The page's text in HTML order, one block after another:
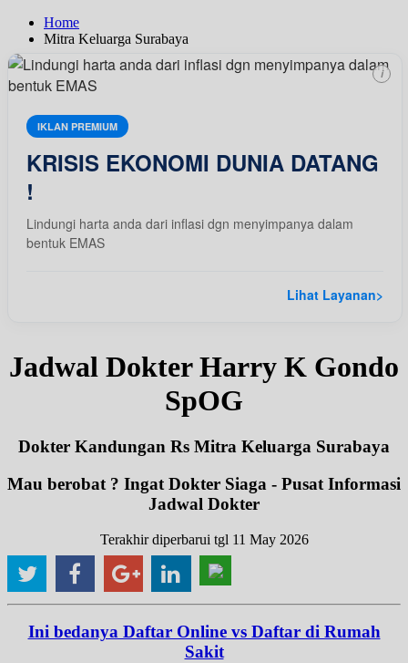
Home
Mitra Keluarga Surabaya
IKLAN PREMIUM
KRISIS EKONOMI DUNIA DATANG
!
Lindungi harta anda dari inflasi dgn menyimpanya dalam
bentuk EMAS
Lihat Layanan>
i
Jadwal Dokter Harry K Gondo
SpOG
Dokter Kandungan Rs Mitra Keluarga Surabaya
Mau berobat ? Ingat Dokter Siaga - Pusat Informasi
Jadwal Dokter
Terakhir diperbarui tgl 11 May 2026
Ini bedanya Daftar Online vs Daftar di Rumah
Sakit